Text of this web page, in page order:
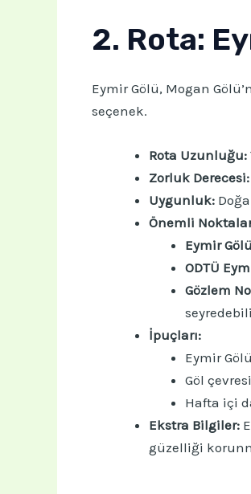
2. Rota:
Eymir Gölü, Mogan
seçenek.
Rota Uzunluğu:
Zorluk Derecesi:
Uygunluk:
Önemli
Eymir
ODTÜ
Gözlem
İpuçları:
Eymir
Göl
Hafta içi
Ekstra Bilgiler:
güzelliği